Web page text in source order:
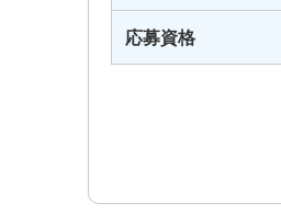
応募資格